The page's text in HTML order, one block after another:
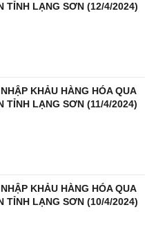
TỈNH LẠNG SƠN (12/4/2024)
KHẢU HÀNG HÓA QUA
TỈNH LẠNG SƠN (11/4/2024)
KHẢU HÀNG HÓA QUA
TỈNH LẠNG SƠN (10/4/2024)